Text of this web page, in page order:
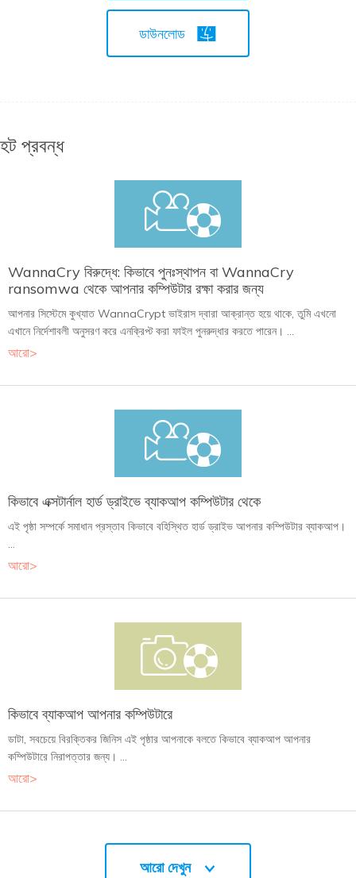
ডাউনলোড
হট প্রবন্ধ
WannaCry বিরুদ্ধে: কিভাবে পুনঃস্থাপন বা WannaCry
ransomwa থেকে আপনার কম্পিউটার রক্ষা করার জন্য
আপনার সিস্টেমে কুখ্যাত WannaCrypt ভাইরাস দ্বারা আক্রান্ত হয়ে থাকে, তুমি এখনো
এখানে নির্দেশাবলী অনুসরণ করে এনক্রিপ্ট করা ফাইল পুনরুদ্ধার করতে পারেন। ...
আরো>
কিভাবে এক্সটার্নাল হার্ড ড্রাইভে ব্যাকআপ কম্পিউটার থেকে
এই পৃষ্ঠা সম্পর্কে সমাধান প্রস্তাব কিভাবে বহিস্থিত হার্ড ড্রাইভ আপনার কম্পিউটার ব্যাকআপ।
...
আরো>
কিভাবে ব্যাকআপ আপনার কম্পিউটারে
ডাটা, সবচেয়ে বিরক্তিকর জিনিস এই পৃষ্ঠার আপনাকে বলতে কিভাবে ব্যাকআপ আপনার
কম্পিউটারে নিরাপত্তার জন্য। ...
আরো>
আরো দেখুন